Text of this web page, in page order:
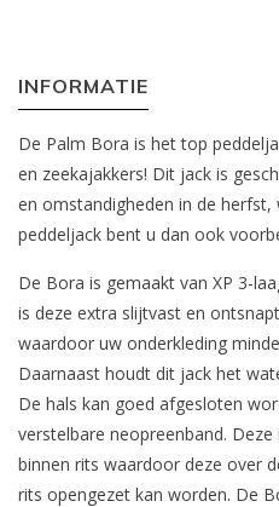
INFORMATIE
De Palm Bora is het top
en zeekajakkers! Dit jack is
en omstandigheden in de
peddeljack bent u dan ook
De Bora is gemaakt van XP 3-
is deze extra slijtvast en
waardoor uw onderkleding
Daarnaast houdt dit jack het
De hals kan goed afgesloten
verstelbare neopreenband.
binnen rits waardoor deze over
rits opengezet kan worden. De